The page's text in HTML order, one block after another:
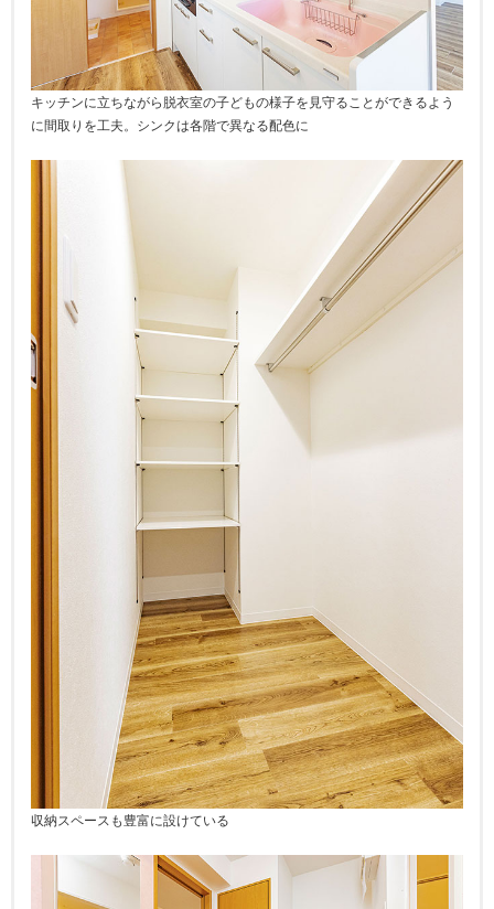
キッチンに立ちながら脱衣室の子どもの様子を見守ることができるよう
に間取りを工夫。シンクは各階で異なる配色に
収納スペースも豊富に設けている